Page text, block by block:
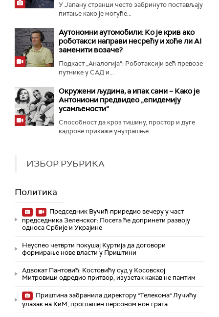
У Јапану странци често забринуто постављају
питање како је могуће...
Аутономни аутомобили: Ко је крив ако
роботакси направи несрећу и хоће ли AI
заменити возаче?
Подкаст „Аналогија“: Роботаксији већ превозе
путнике у САД и...
Окружени људима, а ипак сами – Како је
Антониони предвидео „епидемију
усамљености“
Способност да кроз тишину, простор и дуге
кадрове прикаже унутрашње...
ИЗБОР РУБРИКА
Политика
Председник Вучић приредио вечеру у част
председника Зеленског: Посета ће допринети развоју
односа Србије и Украјине
Неуспео четврти покушај Куртија да договори
формирање нове власти у Приштини
Адвокат Пантовић: Костовићу суд у Косовској
Митровици одредио притвор, изузетак какав не памтим
Приштина забранила директору "Телекома" Лучићу
улазак на КиМ, проглашен персоном нон грата